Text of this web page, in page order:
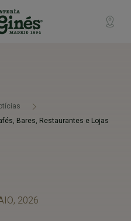
Bares, Restaurantes e Lojas
2026